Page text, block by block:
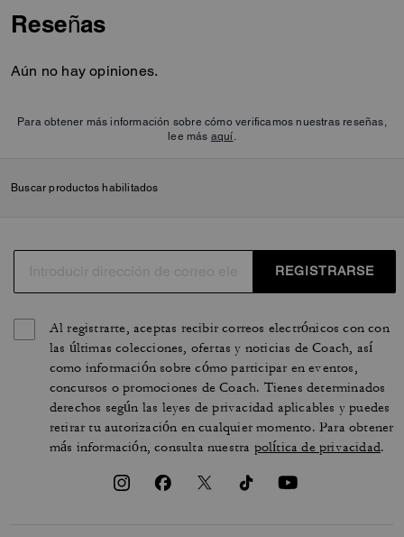
Reseñas
Aún no hay opiniones.
Para obtener más información sobre cómo verificamos nuestras reseñas,
lee más aquí.
Buscar productos habilitados
REGISTRARSE
Al registrarte, aceptas recibir correos electrónicos con con
las últimas colecciones, ofertas y noticias de Coach, así
como información sobre cómo participar en eventos,
concursos o promociones de Coach. Tienes determinados
derechos según las leyes de privacidad aplicables y puedes
retirar tu autorización en cualquier momento. Para obtener
más información, consulta nuestra política de privacidad.